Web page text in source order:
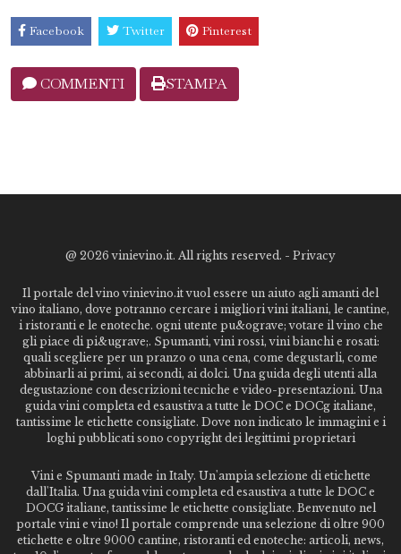
Facebook Twitter Pinterest
COMMENTI STAMPA
@ 2026 vinievino.it. All rights reserved. - Privacy
Il portale del vino vinievino.it vuol essere un aiuto agli amanti del
vino italiano, dove potranno cercare i migliori vini italiani, le cantine,
i ristoranti e le enoteche. ogni utente pu&ograve; votare il vino che
gli piace di pi&ugrave;. Spumanti, vini rossi, vini bianchi e rosati:
quali scegliere per un pranzo o una cena, come degustarli, come
abbinarli ai primi, ai secondi, ai dolci. Una guida degli utenti alla
degustazione con descrizioni tecniche e video-presentazioni. Una
guida vini completa ed esaustiva a tutte le DOC e DOCg italiane,
tantissime le etichette consigliate. Dove non indicato le immagini e i
loghi pubblicati sono copyright dei legittimi proprietari
Vini e Spumanti made in Italy. Un'ampia selezione di etichette
dall'Italia. Una guida vini completa ed esaustiva a tutte le DOC e
DOCG italiane, tantissime le etichette consigliate. Benvenuto nel
portale vini e vino! Il portale comprende una selezione di oltre 900
etichette e oltre 9000 cantine, ristoranti ed enoteche: articoli, news,